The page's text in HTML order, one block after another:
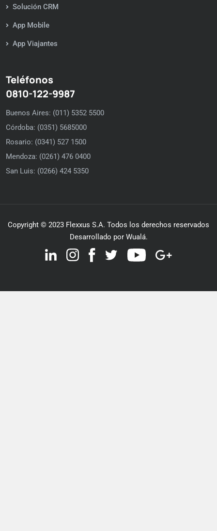
Solución CRM
App Mobile
App Viajantes
Teléfonos
0810-122-9987
Buenos Aires: (011) 5352 5500
Córdoba: (0351) 5685000
Rosario: (0341) 527 1500
Mendoza: (0261) 476 0400
San Luis: (0266) 424 5350
Copyright © 2023 Flexxus S.A. Todos los derechos reservados
Desarrollado por Wualá.